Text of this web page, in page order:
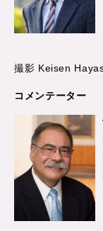
撮影 Keisen
コメンテーター